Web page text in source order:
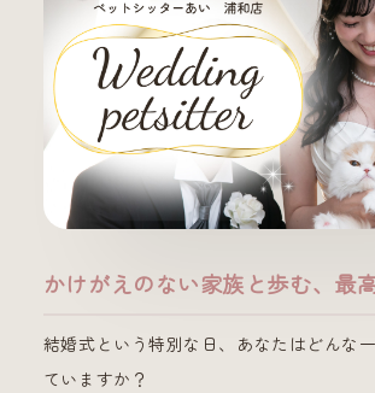
かけがえのない家族と歩む、最
結婚式という特別な日、あなたはどんな
ていますか？